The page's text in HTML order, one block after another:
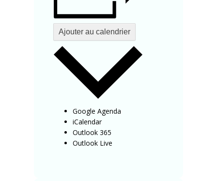
Ajouter au calendrier
Google Agenda
iCalendar
Outlook 365
Outlook Live